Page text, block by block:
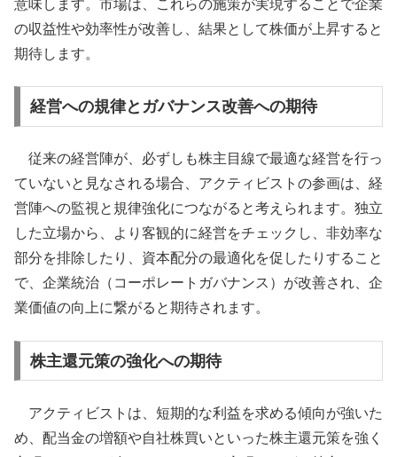
意味します。市場は、これらの施策が実現することで企業
の収益性や効率性が改善し、結果として株価が上昇すると
期待します。
経営への規律とガバナンス改善への期待
従来の経営陣が、必ずしも株主目線で最適な経営を行っ
ていないと見なされる場合、アクティビストの参画は、経
営陣への監視と規律強化につながると考えられます。独立
した立場から、より客観的に経営をチェックし、非効率な
部分を排除したり、資本配分の最適化を促したりすること
で、企業統治（コーポレートガバナンス）が改善され、企
業価値の向上に繋がると期待されます。
株主還元策の強化への期待
アクティビストは、短期的な利益を求める傾向が強いた
め、配当金の増額や自社株買いといった株主還元策を強く